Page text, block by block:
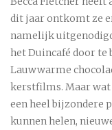
dit jaar ontkomt ze
namelijk
het Duincafé door te
Lauwwarme
kerstfilms. Maar wat
een heel bijzondere
kunnen helen,